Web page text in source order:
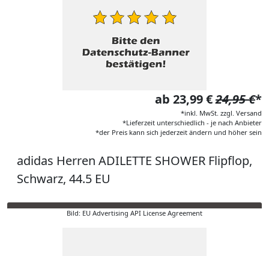
ab 23,99 €24,95 €*
*inkl. MwSt. zzgl. Versand
*Lieferzeit unterschiedlich - je nach Anbieter
*der Preis kann sich jederzeit ändern und höher sein
adidas Herren ADILETTE SHOWER Flipflop,
Schwarz, 44.5 EU
Bild: EU Advertising API License Agreement